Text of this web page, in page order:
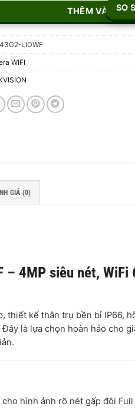
THÊM VÀO GIỎ
SO
LIDWF
WIFI
GIÁ (0)
– 4MP siêu nét,
thiết kế thân trụ bền bỉ IP66,
là lựa chọn hoàn hảo cho
cho hình ảnh rõ nét gấp đôi